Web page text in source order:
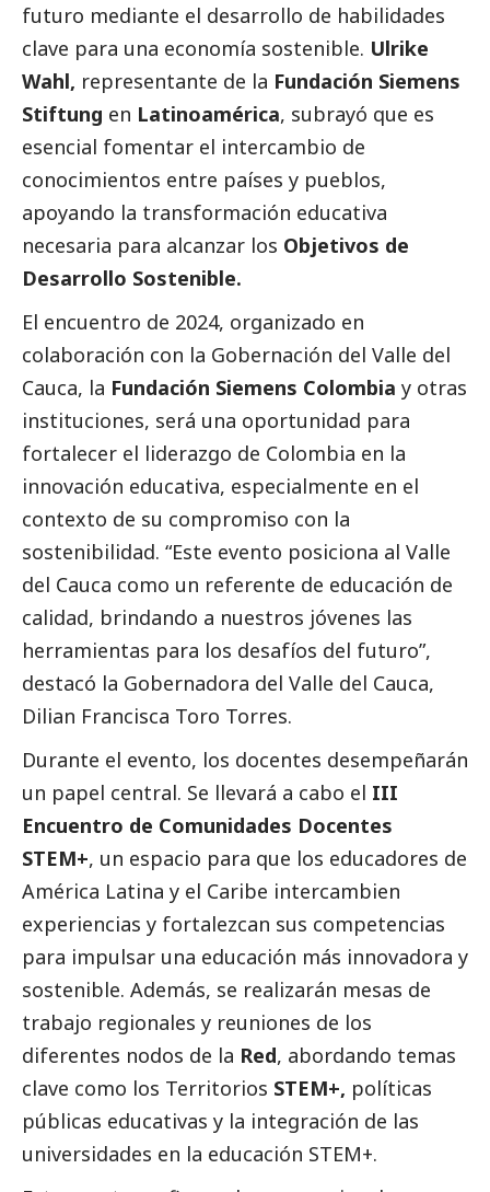
futuro mediante el desarrollo de habilidades
clave para una economía sostenible. Ulrike
Wahl, representante de la Fundación Siemens
Stiftung en Latinoamérica, subrayó que es
esencial fomentar el intercambio de
conocimientos entre países y pueblos,
apoyando la transformación educativa
necesaria para alcanzar los Objetivos de
Desarrollo Sostenible.
El encuentro de 2024, organizado en
colaboración con la Gobernación del Valle del
Cauca, la Fundación Siemens Colombia y otras
instituciones, será una oportunidad para
fortalecer el liderazgo de Colombia en la
innovación educativa, especialmente en el
contexto de su compromiso con la
sostenibilidad. “Este evento posiciona al Valle
del Cauca como un referente de educación de
calidad, brindando a nuestros jóvenes las
herramientas para los desafíos del futuro”,
destacó la Gobernadora del Valle del Cauca,
Dilian Francisca Toro Torres.
Durante el evento, los docentes desempeñarán
un papel central. Se llevará a cabo el III
Encuentro de Comunidades Docentes
STEM+, un espacio para que los educadores de
América Latina y el Caribe intercambien
experiencias y fortalezcan sus competencias
para impulsar una educación más innovadora y
sostenible. Además, se realizarán mesas de
trabajo regionales y reuniones de los
diferentes nodos de la Red, abordando temas
clave como los Territorios STEM+, políticas
públicas educativas y la integración de las
universidades en la educación STEM+.